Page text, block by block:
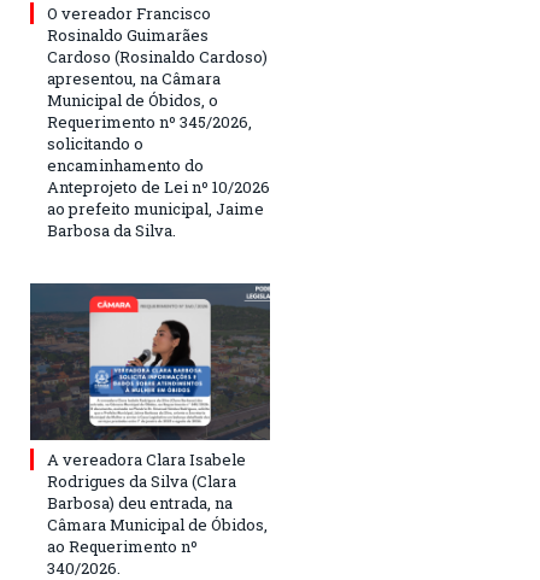
O vereador Francisco
Rosinaldo Guimarães
Cardoso (Rosinaldo Cardoso)
apresentou, na Câmara
Municipal de Óbidos, o
Requerimento nº 345/2026,
solicitando o
encaminhamento do
Anteprojeto de Lei nº 10/2026
ao prefeito municipal, Jaime
Barbosa da Silva.
A vereadora Clara Isabele
Rodrigues da Silva (Clara
Barbosa) deu entrada, na
Câmara Municipal de Óbidos,
ao Requerimento nº
340/2026.